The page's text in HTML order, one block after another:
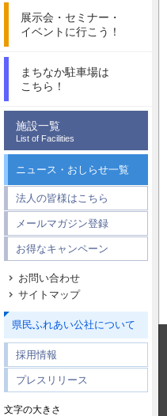
展示会・セミナー・
イベントに行こう！
まちなか駐車場は
こちら！
施設一覧
List of Facilities
ニュース・おしらせ一覧
法人の皆様はこちら
メールマガジン登録
お得なキャンペーン
お問い合わせ
サイトマップ
県民ふれあい公社について
採用情報
プレスリリース
文字の大きさ